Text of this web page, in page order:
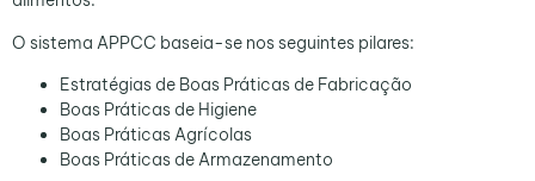
O sistema APPCC baseia-se nos seguintes pilares:
Estratégias de Boas Práticas de Fabricação
Boas Práticas de Higiene
Boas Práticas Agrícolas
Boas Práticas de Armazenamento